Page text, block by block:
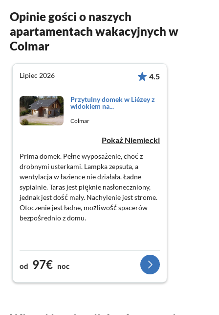
Opinie gości o naszych
apartamentach wakacyjnych w
Colmar
Lipiec 2026 4.5
Przytulny domek w Liézey z
widokiem na...
Colmar
Pokaż Niemiecki
Prima domek. Pełne wyposażenie, choć z
drobnymi usterkami. Lampka zepsuta, a
wentylacja w łazience nie działała. Ładne
sypialnie. Taras jest pięknie nasłoneczniony,
jednak jest dość mały. Nachylenie jest strome.
Otoczenie jest ładne, możliwość spacerów
bezpośrednio z domu.
od 97€ noc